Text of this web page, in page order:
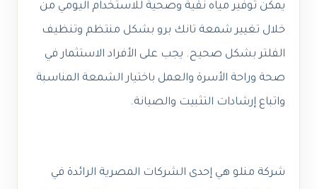
يمكن توفير مياه نقية وصحية للاستخدام اليومي من
خلال تغيير شمعة تانك برو بشكل منتظم وتنظيف
الفلتر بشكل صحيح. يجب على الأفراد الاستثمار في
صحة وراحة الأسرة والعمل باختيار الشمعة المناسبة
واتباع إرشادات التثبيت والصيانة.
شركة منلو هي إحدى الشركات المصرية الرائدة في